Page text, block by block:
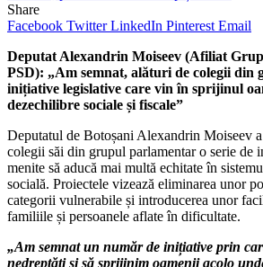
Share
Facebook Twitter LinkedIn Pinterest Email
Deputat Alexandrin Moiseev (Afiliat
PSD): „Am semnat, alături de colegii din
inițiative legislative care vin în sprijinul
dezechilibre sociale și fiscale”
Deputatul de Botoșani Alexandrin Moiseev
colegii săi din grupul parlamentar o serie de
menite să aducă mai multă echitate în
socială. Proiectele vizează eliminarea unor
categorii vulnerabile și introducerea unor
familiile și persoanele aflate în dificultate.
„Am semnat un număr de inițiative prin
nedreptăți și să sprijinim oamenii acolo